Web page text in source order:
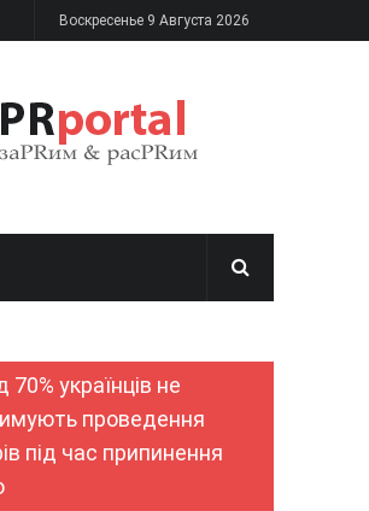
содержаниюВоскресенье 9 Августа 2026
70% українців не
проведення
під час припинення